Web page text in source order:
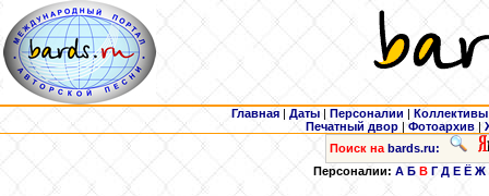
Главная | Даты | Персоналии | Коллективы
Печатный двор |Фотоархив |
Поиск на bards.ru:
Персоналии: А Б В Г Д Е Ё Ж